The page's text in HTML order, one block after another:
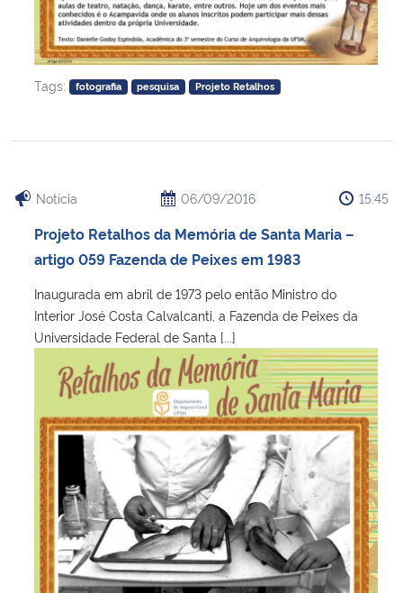
Tags: fotografia pesquisa Projeto Retalhos
Notícia 06/09/2016 15:45
Projeto Retalhos da Memória de Santa Maria –
artigo 059 Fazenda de Peixes em 1983
Inaugurada em abril de 1973 pelo então Ministro do
Interior José Costa Calvalcanti, a Fazenda de Peixes da
Universidade Federal de Santa [...]